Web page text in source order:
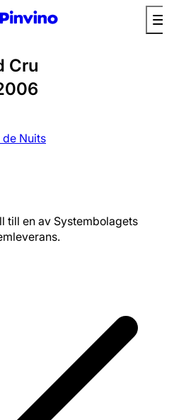
Cru
de Nuits
till en av Systembolagets